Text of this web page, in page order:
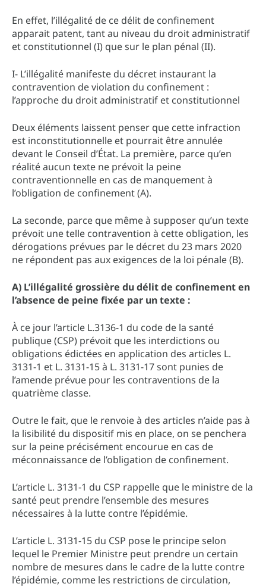
En effet, l’illégalité de ce délit de confinement
apparait patent, tant au niveau du droit administratif
et constitutionnel (I) que sur le plan pénal (II).
I- L’illégalité manifeste du décret instaurant la
contravention de violation du confinement :
l’approche du droit administratif et constitutionnel
Deux éléments laissent penser que cette infraction
est inconstitutionnelle et pourrait être annulée
devant le Conseil d’État. La première, parce qu’en
réalité aucun texte ne prévoit la peine
contraventionnelle en cas de manquement à
l’obligation de confinement (A).
La seconde, parce que même à supposer qu’un texte
prévoit une telle contravention à cette obligation, les
dérogations prévues par le décret du 23 mars 2020
ne répondent pas aux exigences de la loi pénale (B).
A) L’illégalité grossière du délit de confinement en
l’absence de peine fixée par un texte :
À ce jour l’article L.3136-1 du code de la santé
publique (CSP) prévoit que les interdictions ou
obligations édictées en application des articles L.
3131-1 et L. 3131-15 à L. 3131-17 sont punies de
l’amende prévue pour les contraventions de la
quatrième classe.
Outre le fait, que le renvoie à des articles n’aide pas à
la lisibilité du dispositif mis en place, on se penchera
sur la peine précisément encourue en cas de
méconnaissance de l’obligation de confinement.
L’article L. 3131-1 du CSP rappelle que le ministre de la
santé peut prendre l’ensemble des mesures
nécessaires à la lutte contre l’épidémie.
L’article L. 3131-15 du CSP pose le principe selon
lequel le Premier Ministre peut prendre un certain
nombre de mesures dans le cadre de la lutte contre
l’épidémie, comme les restrictions de circulation,